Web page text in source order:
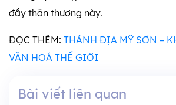
đầy thân thương này.
ĐỌC THÊM: THÁNH ĐỊA MỸ SƠN –
VĂN HOÁ THẾ GIỚI
Bài viết liên quan